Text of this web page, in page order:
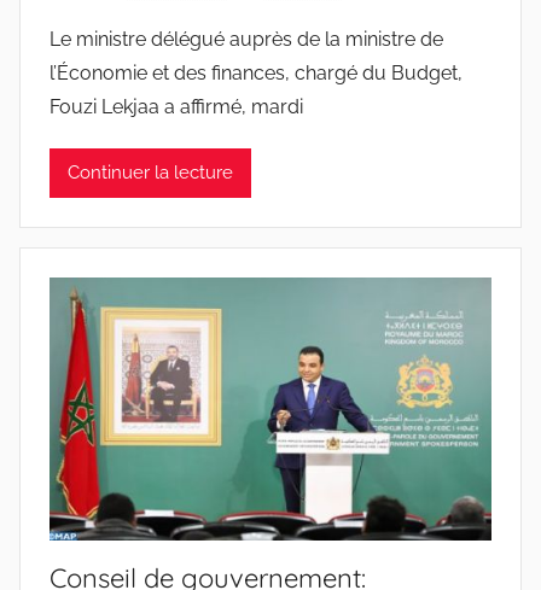
Le ministre délégué auprès de la ministre de
l’Économie et des finances, chargé du Budget,
Fouzi Lekjaa a affirmé, mardi
Continuer la lecture
Conseil de gouvernement: